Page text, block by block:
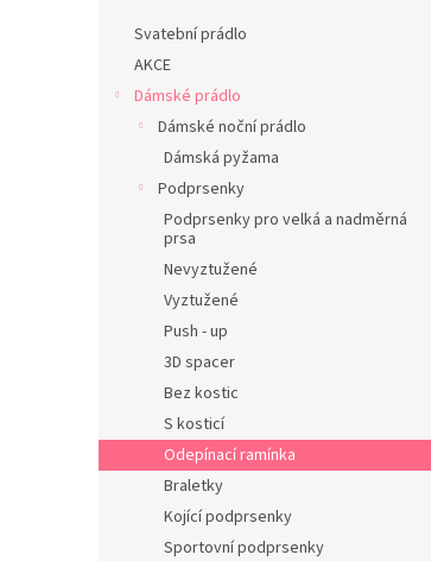
Svatební prádlo
AKCE
Dámské prádlo
Dámské noční prádlo
Dámská pyžama
Podprsenky
Podprsenky pro velká a nadměrná
prsa
Nevyztužené
Vyztužené
Push - up
3D spacer
Bez kostic
S kosticí
Odepínací ramínka
Braletky
Kojící podprsenky
Sportovní podprsenky